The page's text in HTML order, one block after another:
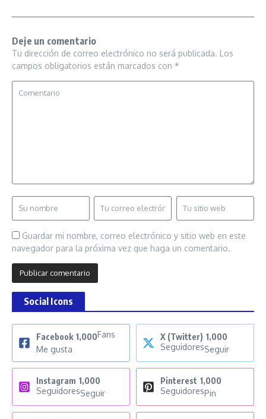
Deje un comentario
Tu dirección de correo electrónico no será publicada. Los
campos obligatorios están marcados con *
Guardar mi nombre, correo electrónico y sitio web en este
navegador para la próxima vez que haga un comentario.
Social Icons
Facebook 1,000Fans
Me gusta
X (Twitter) 1,000
SeguidoresSeguir
Instagram 1,000
SeguidoresSeguir
Pinterest 1,000
SeguidoresPin